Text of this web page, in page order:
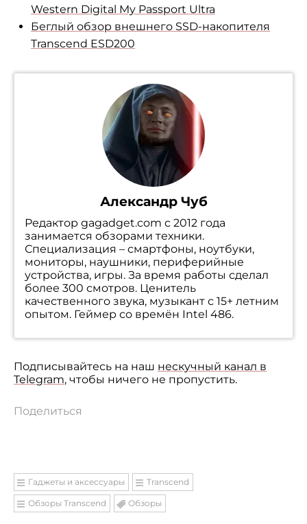
Western Digital My Passport Ultra
Беглый обзор внешнего SSD-накопителя
Transcend ESD200
Александр Чуб
Редактор gagadget.com с 2012 года
занимается обзорами техники.
Специализация – смартфоны, ноутбуки,
мониторы, наушники, периферийные
устройства, игры. За время работы сделал
более 300 смотров. Ценитель
качественного звука, музыкант с 15+ летним
опытом. Геймер со времён Intel 486.
Подписывайтесь на наш нескучный канал в
Telegram, чтобы ничего не пропустить.
Поделиться
Гаджеты и аксессуары Transcend
Обзоры Transcend Обзоры